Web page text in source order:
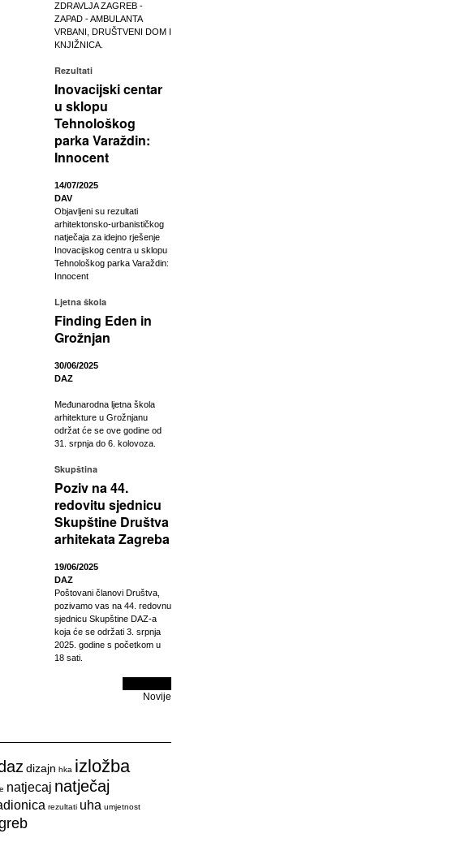
ZDRAVLJA ZAGREB -
ZAPAD - AMBULANTA
VRBANI, DRUŠTVENI DOM I
KNJIŽNICA.
Rezultati
Inovacijski centar
u sklopu
Tehnološkog
parka Varaždin:
Innocent
14/07/2025
DAV
Objavljeni su rezultati
arhitektonsko-urbanističkog
natječaja za idejno rješenje
Inovacijskog centra u sklopu
Tehnološkog parka Varaždin:
Innocent
Ljetna škola
Finding Eden in
Grožnjan
30/06/2025
DAZ
Međunarodna ljetna škola
arhitekture u Grožnjanu
održat će se ove godine od
31. srpnja do 6. kolovoza.
Skupština
Poziv na 44.
redovitu sjednicu
Skupštine Društva
arhitekata Zagreba
19/06/2025
DAZ
Poštovani članovi Društva,
pozivamo vas na 44. redovnu
sjednicu Skupštine DAZ-a
koja će se održati 3. srpnja
2025. godine s početkom u
18 sati.
Novije
dizajn hka izložba
natjecaj natječaj
rezultati uha umjetnost